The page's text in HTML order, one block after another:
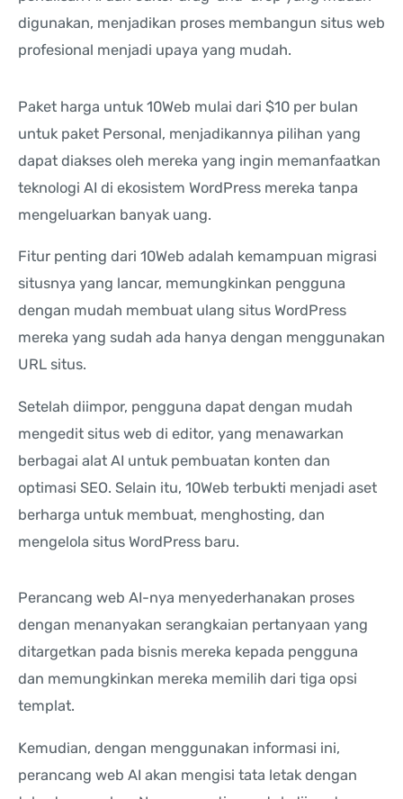
digunakan, menjadikan proses membangun situs web
profesional menjadi upaya yang mudah.
Paket harga untuk 10Web mulai dari $10 per bulan
untuk paket Personal, menjadikannya pilihan yang
dapat diakses oleh mereka yang ingin memanfaatkan
teknologi AI di ekosistem WordPress mereka tanpa
mengeluarkan banyak uang.
Fitur penting dari 10Web adalah kemampuan migrasi
situsnya yang lancar, memungkinkan pengguna
dengan mudah membuat ulang situs WordPress
mereka yang sudah ada hanya dengan menggunakan
URL situs.
Setelah diimpor, pengguna dapat dengan mudah
mengedit situs web di editor, yang menawarkan
berbagai alat AI untuk pembuatan konten dan
optimasi SEO. Selain itu, 10Web terbukti menjadi aset
berharga untuk membuat, menghosting, dan
mengelola situs WordPress baru.
Perancang web AI-nya menyederhanakan proses
dengan menanyakan serangkaian pertanyaan yang
ditargetkan pada bisnis mereka kepada pengguna
dan memungkinkan mereka memilih dari tiga opsi
templat.
Kemudian, dengan menggunakan informasi ini,
perancang web AI akan mengisi tata letak dengan